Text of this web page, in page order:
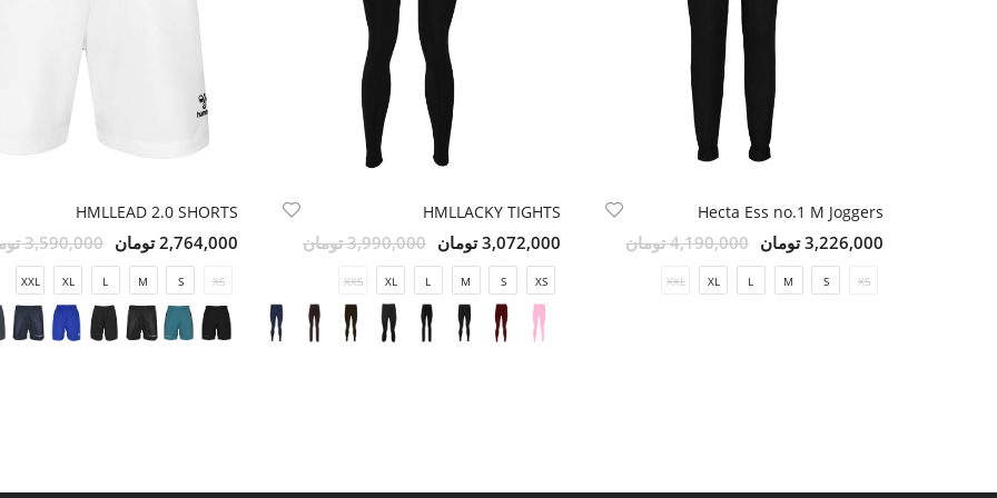
Hecta Ess no.1 M Joggers
3,226,000 تومان 4,190,000 تومان
XS
S
M
L
XL
XXL
HMLLACKY TIGHTS
3,072,000 تومان 3,990,000 تومان
XS
S
M
L
XL
XXS
HMLLEAD 2.0 SHORTS
2,764,000 تومان 3,590,000 تومان
XS
S
M
L
XL
XXL